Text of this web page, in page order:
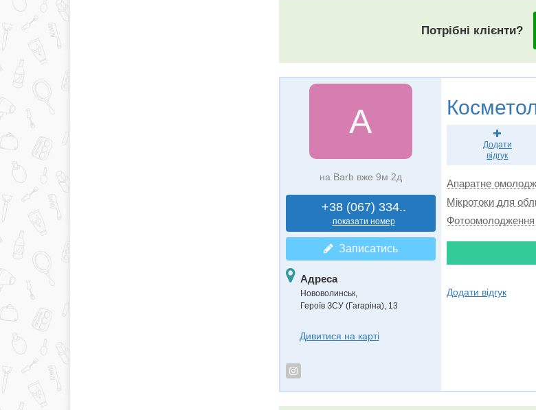
Потрібні клієнти?
A
на Barb вже 9м 2д
+38 (067) 334..
показати номер
Записатись
Адреса
Нововолинськ,
Героїв ЗСУ (Гагаріна), 13
Дивитися на карті
Додати
відгук
Апаратне
Мікротоки для
Фотоомолодження
Додати відгук